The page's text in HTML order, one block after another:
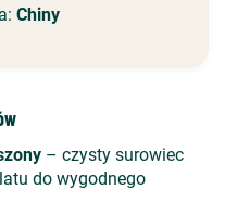
Chiny
– czysty surowiec
do wygodnego